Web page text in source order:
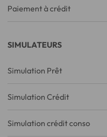
Paiement à crédit
SIMULATEURS
Simulation Prêt
Simulation Crédit
Simulation crédit conso